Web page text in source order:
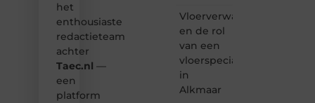
het
enthousiaste
redactieteam
achter
Taec.nl —
een
platform
Vloerverwarming
en de rol
van een
vloerspecialist
in
Alkmaar